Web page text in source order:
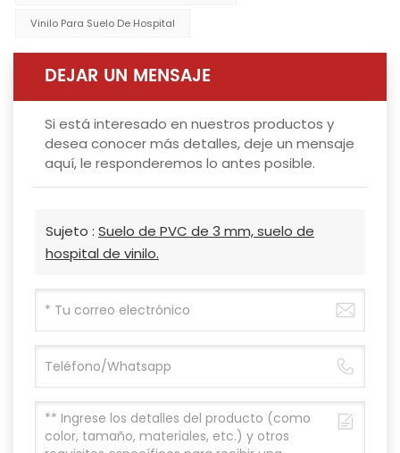
Vinilo Para Suelo De Hospital
DEJAR UN MENSAJE
Si está interesado en nuestros productos y
desea conocer más detalles, deje un mensaje
aquí, le responderemos lo antes posible.
Sujeto : Suelo de PVC de 3 mm, suelo de
hospital de vinilo.